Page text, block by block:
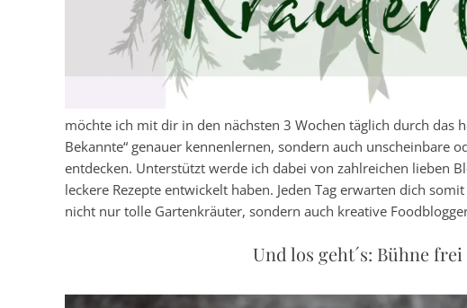
möchte ich mit dir in den nächsten 3 Wochen täglich durch das
Bekannte“ genauer kennenlernen, sondern auch unscheinbare
entdecken. Unterstützt werde ich dabei von zahlreichen lieben
leckere Rezepte entwickelt haben. Jeden Tag erwarten dich
nicht nur tolle Gartenkräuter, sondern auch kreative
Und los geht´s: Bühne